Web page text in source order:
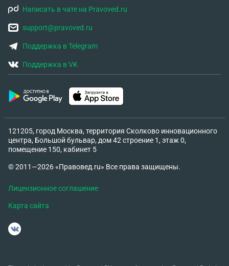
Написать в чате на Pravoved.ru
support@pravoved.ru
Поддержка в Telegram
Поддержка в VK
121205, город Москва, территория Сколково инновационного
центра, Большой бульвар, дом 42 строение 1, этаж 0,
помещение 150, кабинет 5
© 2011—2026 «Правовед.ru» Все права защищены.
Лицензионное соглашение
Карта сайта